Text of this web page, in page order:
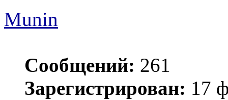
Munin
Сообщений: 261
Зарегистрирован: 17